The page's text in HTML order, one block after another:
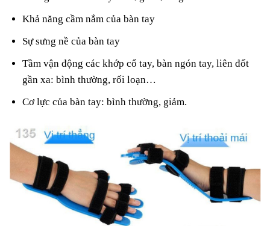
Khả năng cầm nắm của bàn tay
Sự sưng nề của bàn tay
Tầm vận động các khớp cổ tay, bàn ngón tay, liên đốt
gần xa: bình thường, rối loạn…
Cơ lực của bàn tay: bình thường, giảm.